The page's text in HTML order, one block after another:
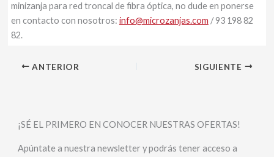
minizanja para red troncal de fibra óptica, no dude en ponerse
en contacto con nosotros: info@microzanjas.com / 93 198 82
82.
ANTERIOR SIGUIENTE
¡SÉ EL PRIMERO EN CONOCER NUESTRAS OFERTAS!
Apúntate a nuestra newsletter y podrás tener acceso a